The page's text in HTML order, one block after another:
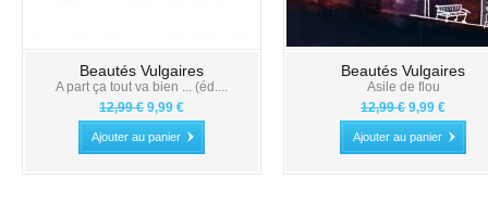
Beautés Vulgaires
A part ça tout va bien ... (éd....
12,99 € 9,99 €
Ajouter au panier
Beautés Vulgaires
Asile de flou
12,99 € 9,99 €
Ajouter au panier